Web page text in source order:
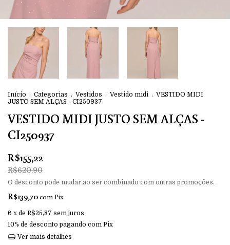
Início . Categorias . Vestidos . Vestido midi . VESTIDO MIDI
JUSTO SEM ALÇAS - CI250937
VESTIDO MIDI JUSTO SEM ALÇAS -
CI250937
R$155,22
R$620,90
O desconto pode mudar ao ser combinado com outras promoções.
R$139,70comPix
6 x de R$25,87 sem juros
10% de desconto pagando com Pix
Ver mais detalhes